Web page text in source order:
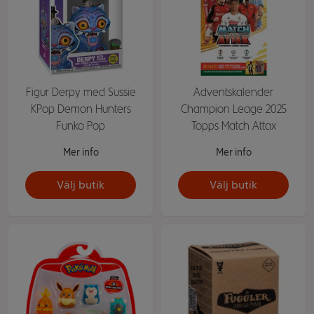
Figur Derpy med Sussie
KPop Demon Hunters
Funko Pop
Mer info
Välj butik
Adventskalender
Champion Leage 2025
Topps Match Attax
Mer info
Välj butik